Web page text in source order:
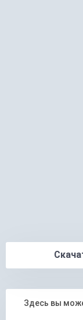
Здесь вы